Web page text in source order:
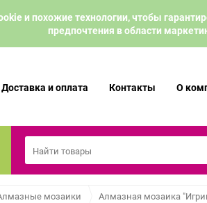
и похожие технологии, чтобы
предпочтения в области
Доставка и оплата Контакты О
мозаики Алмазная мозаика